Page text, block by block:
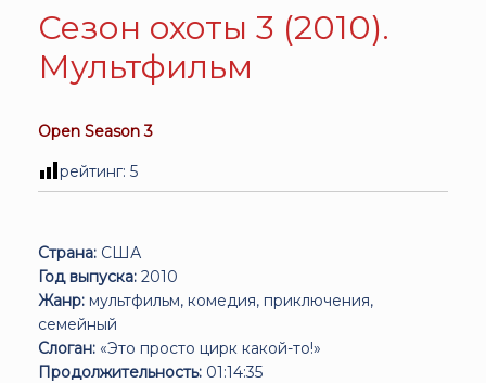
Сезон охоты 3 (2010).
Мультфильм
Open Season 3
рейтинг: 5
Страна: США
Год выпуска: 2010
Жанр: мультфильм, комедия, приключения,
семейный
Слоган: «Это просто цирк какой-то!»
Продолжительность: 01:14:35